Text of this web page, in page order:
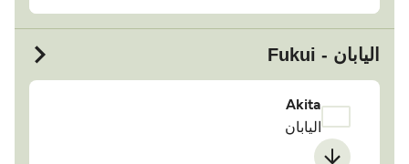
اليابان - Fukui
Akita
اليابان